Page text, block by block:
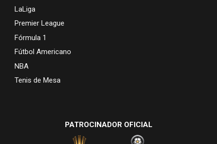
LaLiga
Premier League
Fórmula 1
Fútbol Americano
NBA
Tenis de Mesa
PATROCINADOR OFICIAL